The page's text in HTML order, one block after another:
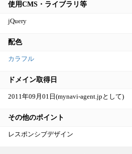
使用CMS・ライブラリ等
jQuery
配色
カラフル
ドメイン取得日
2011年09月01日(mynavi-agent.jpとして)
その他のポイント
レスポンシブデザイン